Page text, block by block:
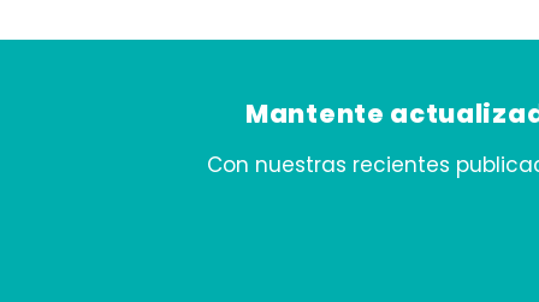
Mantente
Con nuestras recientes